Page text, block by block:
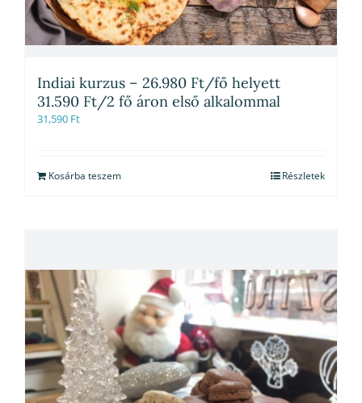
Indiai kurzus – 26.980 Ft/fő helyett
31.590 Ft/2 fő áron első alkalommal
31,590 Ft
Kosárba teszem Részletek